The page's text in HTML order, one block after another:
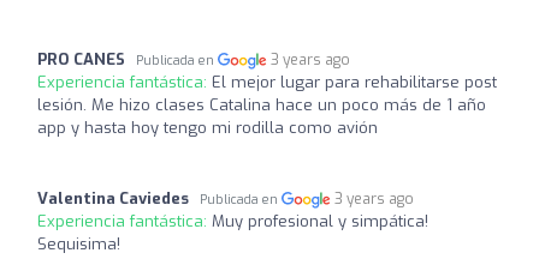
PRO CANES Publicada en 3 years ago
Experiencia fantástica: El mejor lugar para rehabilitarse post
lesión. Me hizo clases Catalina hace un poco más de 1 año
app y hasta hoy tengo mi rodilla como avión
Valentina Caviedes Publicada en 3 years ago
Experiencia fantástica: Muy profesional y simpática!
Sequisima!